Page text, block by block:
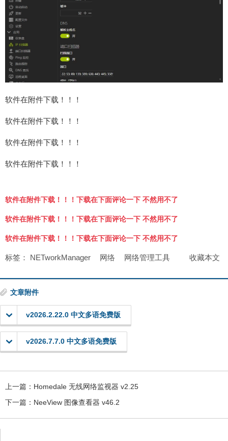
软件在附件下载！！！
软件在附件下载！！！
软件在附件下载！！！
软件在附件下载！！！
软件在附件下载！！！下载在下面评论一下 不然用不了
软件在附件下载！！！下载在下面评论一下 不然用不了
软件在附件下载！！！下载在下面评论一下 不然用不了
收藏本文
标签： NETworkManager 网络 网络管理工具
文章附件
v2026.2.22.0 中文多语免费版
v2026.7.7.0 中文多语免费版
上一篇： Homedale 无线网络监视器 v2.25
下一篇： NeeView 图像查看器 v46.2